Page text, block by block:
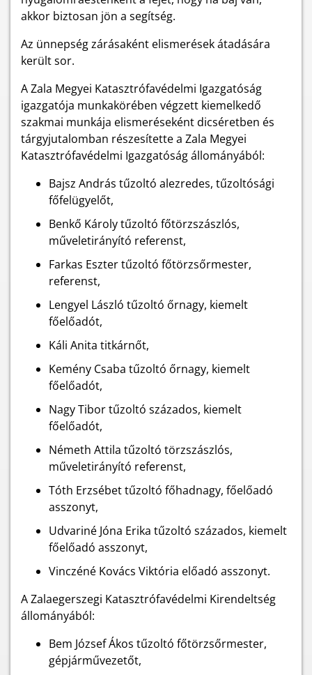
akkor biztosan jön a segítség.
Az ünnepség zárásaként elismerések átadására
került sor.
A Zala Megyei Katasztrófavédelmi Igazgatóság
igazgatója munkakörében végzett kiemelkedő
szakmai munkája elismeréseként dicséretben és
tárgyjutalomban részesítette a Zala Megyei
Katasztrófavédelmi Igazgatóság állományából:
Bajsz András tűzoltó alezredes, tűzoltósági
főfelügyelőt,
Benkő Károly tűzoltó főtörzszászlós,
műveletirányító referenst,
Farkas Eszter tűzoltó főtörzsőrmester,
referenst,
Lengyel László tűzoltó őrnagy, kiemelt
főelőadót,
Káli Anita titkárnőt,
Kemény Csaba tűzoltó őrnagy, kiemelt
főelőadót,
Nagy Tibor tűzoltó százados, kiemelt
főelőadót,
Németh Attila tűzoltó törzszászlós,
műveletirányító referenst,
Tóth Erzsébet tűzoltó főhadnagy, főelőadó
asszonyt,
Udvariné Jóna Erika tűzoltó százados, kiemelt
főelőadó asszonyt,
Vinczéné Kovács Viktória előadó asszonyt.
A Zalaegerszegi Katasztrófavédelmi Kirendeltség
állományából:
Bem József Ákos tűzoltó főtörzsőrmester,
gépjárművezetőt,